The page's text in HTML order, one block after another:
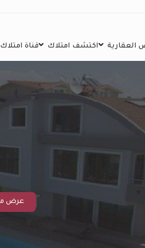
العقارية اكتشف امتلاك قناة امتلاك
عرض